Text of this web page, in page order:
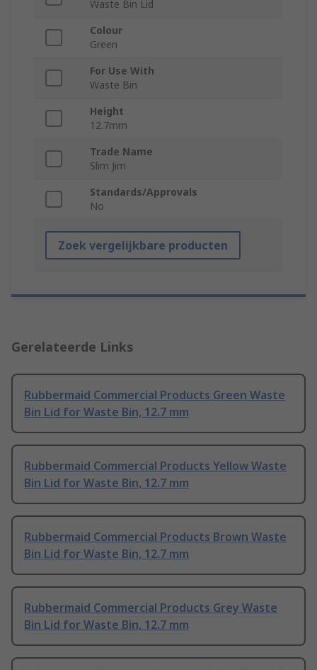
Waste Bin Lid
Colour
Green
For Use With
Waste Bin
Height
12.7mm
Trade Name
Slim Jim
Standards/Approvals
No
Zoek vergelijkbare producten
Gerelateerde Links
Rubbermaid Commercial Products Green Waste
Bin Lid for Waste Bin, 12.7 mm
Rubbermaid Commercial Products Yellow Waste
Bin Lid for Waste Bin, 12.7 mm
Rubbermaid Commercial Products Brown Waste
Bin Lid for Waste Bin, 12.7 mm
Rubbermaid Commercial Products Grey Waste
Bin Lid for Waste Bin, 12.7 mm